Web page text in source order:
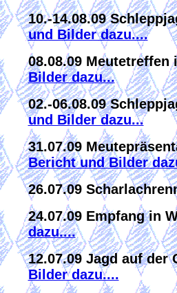
10.-14.08.09
und Bilder dazu....
08.08.09
Bilder dazu...
02.-06.08.09
und Bilder dazu...
31.07.09
Bericht und Bilder
26.07.09
24.07.09 Empfang in
dazu....
12.07.09 Jagd auf der
Bilder dazu....